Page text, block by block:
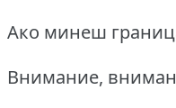
Ако минеш
Внимание,